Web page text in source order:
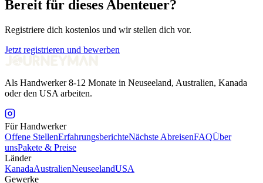
Bereit für dieses Abenteuer?
Registriere dich kostenlos und wir stellen dich vor.
Jetzt registrieren und bewerben
Als Handwerker 8-12 Monate in Neuseeland, Australien, Kanada
oder den USA arbeiten.
Für Handwerker
Offene StellenErfahrungsberichteNächste AbreisenFAQÜber
unsPakete & Preise
Länder
KanadaAustralienNeuseelandUSA
Gewerke